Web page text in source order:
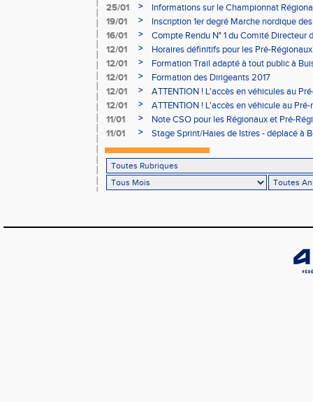
25/01
>
Informations sur le Championnat
05/02
19/01 >
Inscription 1er degré Marche nordique
03/02 (sous condition)
16/01 >
Compte Rendu N° 1 du Comité Directeur
12/01
>
Horaires définitifs pour les Pré-
Aubière
12/01 >
Formation Trail adapté à tout public à
12/01
>
Formation des Dirigeants 2017
12/01
>
ATTENTION ! L'accès en véhicules au
Bains sera réglementé
12/01 >
ATTENTION ! L'accès en véhicule au
Bains sera réglementé
11/01 >
Note CSO pour les Régionaux et Pré-
11/01
> Stage Sprint/Haies de Istres - déplacé à